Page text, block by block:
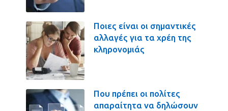
Ποιες είναι οι σημαντικές
αλλαγές για τα χρέη της
κληρονομιάς
Που πρέπει οι πολίτες
απαραίτητα να δηλώσουν